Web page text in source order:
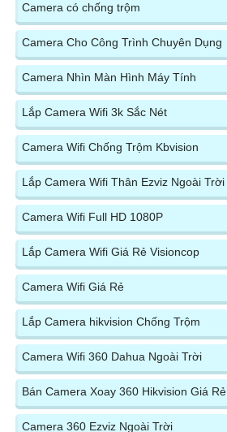
Camera có chống trộm
Camera Cho Công Trình Chuyên Dụng
Camera Nhìn Màn Hình Máy Tính
Lắp Camera Wifi 3k Sắc Nét
Camera Wifi Chống Trộm Kbvision
Lắp Camera Wifi Thân Ezviz Ngoài Trời
Camera Wifi Full HD 1080P
Lắp Camera Wifi Giá Rẻ Visioncop
Camera Wifi Giá Rẻ
Lắp Camera hikvision Chống Trộm
Camera Wifi 360 Dahua Ngoài Trời
Bán Camera Xoay 360 Hikvision Giá Rẻ
Camera 360 Ezviz Ngoài Trời